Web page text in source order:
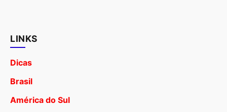
LINKS
Dicas
Brasil
América do Sul